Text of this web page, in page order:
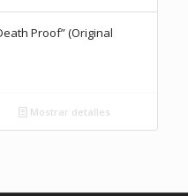
Proof” (Original
Mostrar detalles